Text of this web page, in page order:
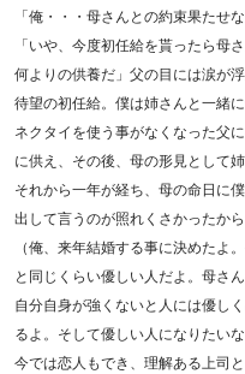
「俺・・・母さんとの約束果たせ
「いや、今度初任給を貰ったら母
何よりの供養だ」父の目には涙が浮
待望の初任給。僕は姉さんと一緒
ネクタイを使う事がなくなった父
に供え、その後、母の形見として姉
それから一年が経ち、母の命日に
出して言うのが照れくさかったから
（俺、来年結婚する事に決めたよ
と同じくらい優しい人だよ。母さ
自分自身が強くないと人には優し
るよ。そして優しい人になりたい
今では恋人もでき、理解ある上司